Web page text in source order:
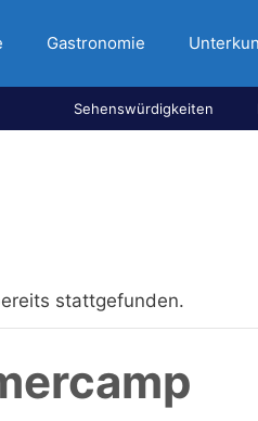
Gastronomie
Sehenswürdigkeiten
stattgefunden.